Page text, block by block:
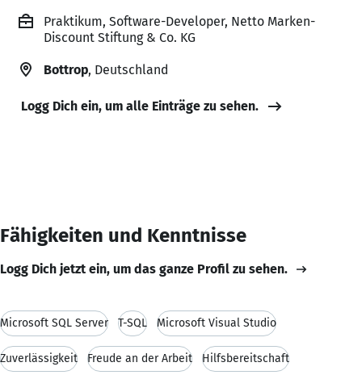
Praktikum, Software-Developer, Netto Marken-
Discount Stiftung & Co. KG
Bottrop, Deutschland
Logg Dich ein, um alle Einträge zu sehen.
Fähigkeiten und Kenntnisse
Logg Dich jetzt ein, um das ganze Profil zu sehen.
Microsoft SQL Server T-SQL Microsoft Visual Studio
Zuverlässigkeit Freude an der Arbeit Hilfsbereitschaft